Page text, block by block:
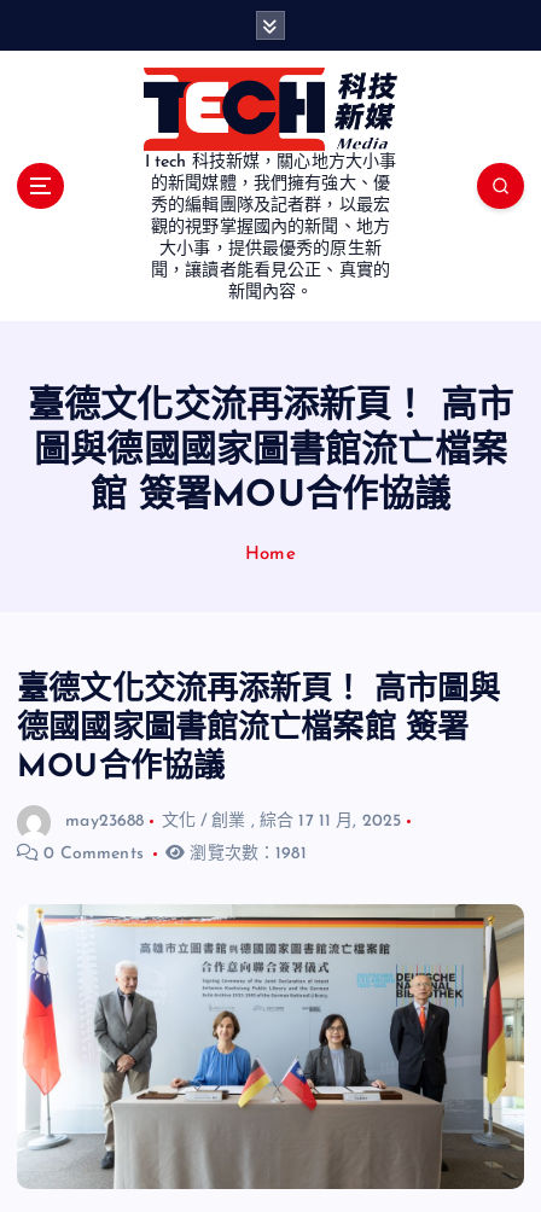
I tech 科技新媒，關心地方大小事
的新聞媒體，我們擁有強大、優
秀的編輯團隊及記者群，以最宏
觀的視野掌握國內的新聞、地方
大小事，提供最優秀的原生新
聞，讓讀者能看見公正、真實的
新聞內容。
臺德文化交流再添新頁！ 高市
圖與德國國家圖書館流亡檔案
館 簽署MOU合作協議
Home
臺德文化交流再添新頁！ 高市圖與
德國國家圖書館流亡檔案館 簽署
MOU合作協議
may23688 文化 / 創業 , 綜合 17 11 月, 2025
0 Comments
瀏覽次數：1981